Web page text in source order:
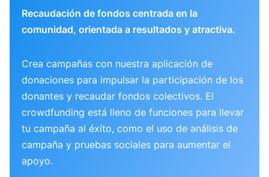
Recaudación de fondos centrada en la
comunidad, orientada a resultados y atractiva.
Crea campañas con nuestra aplicación de
donaciones para impulsar la participación de los
donantes y recaudar fondos colectivos. El
crowdfunding está lleno de funciones para llevar
tu campaña al éxito, como el uso de análisis de
campaña y pruebas sociales para aumentar el
apoyo.